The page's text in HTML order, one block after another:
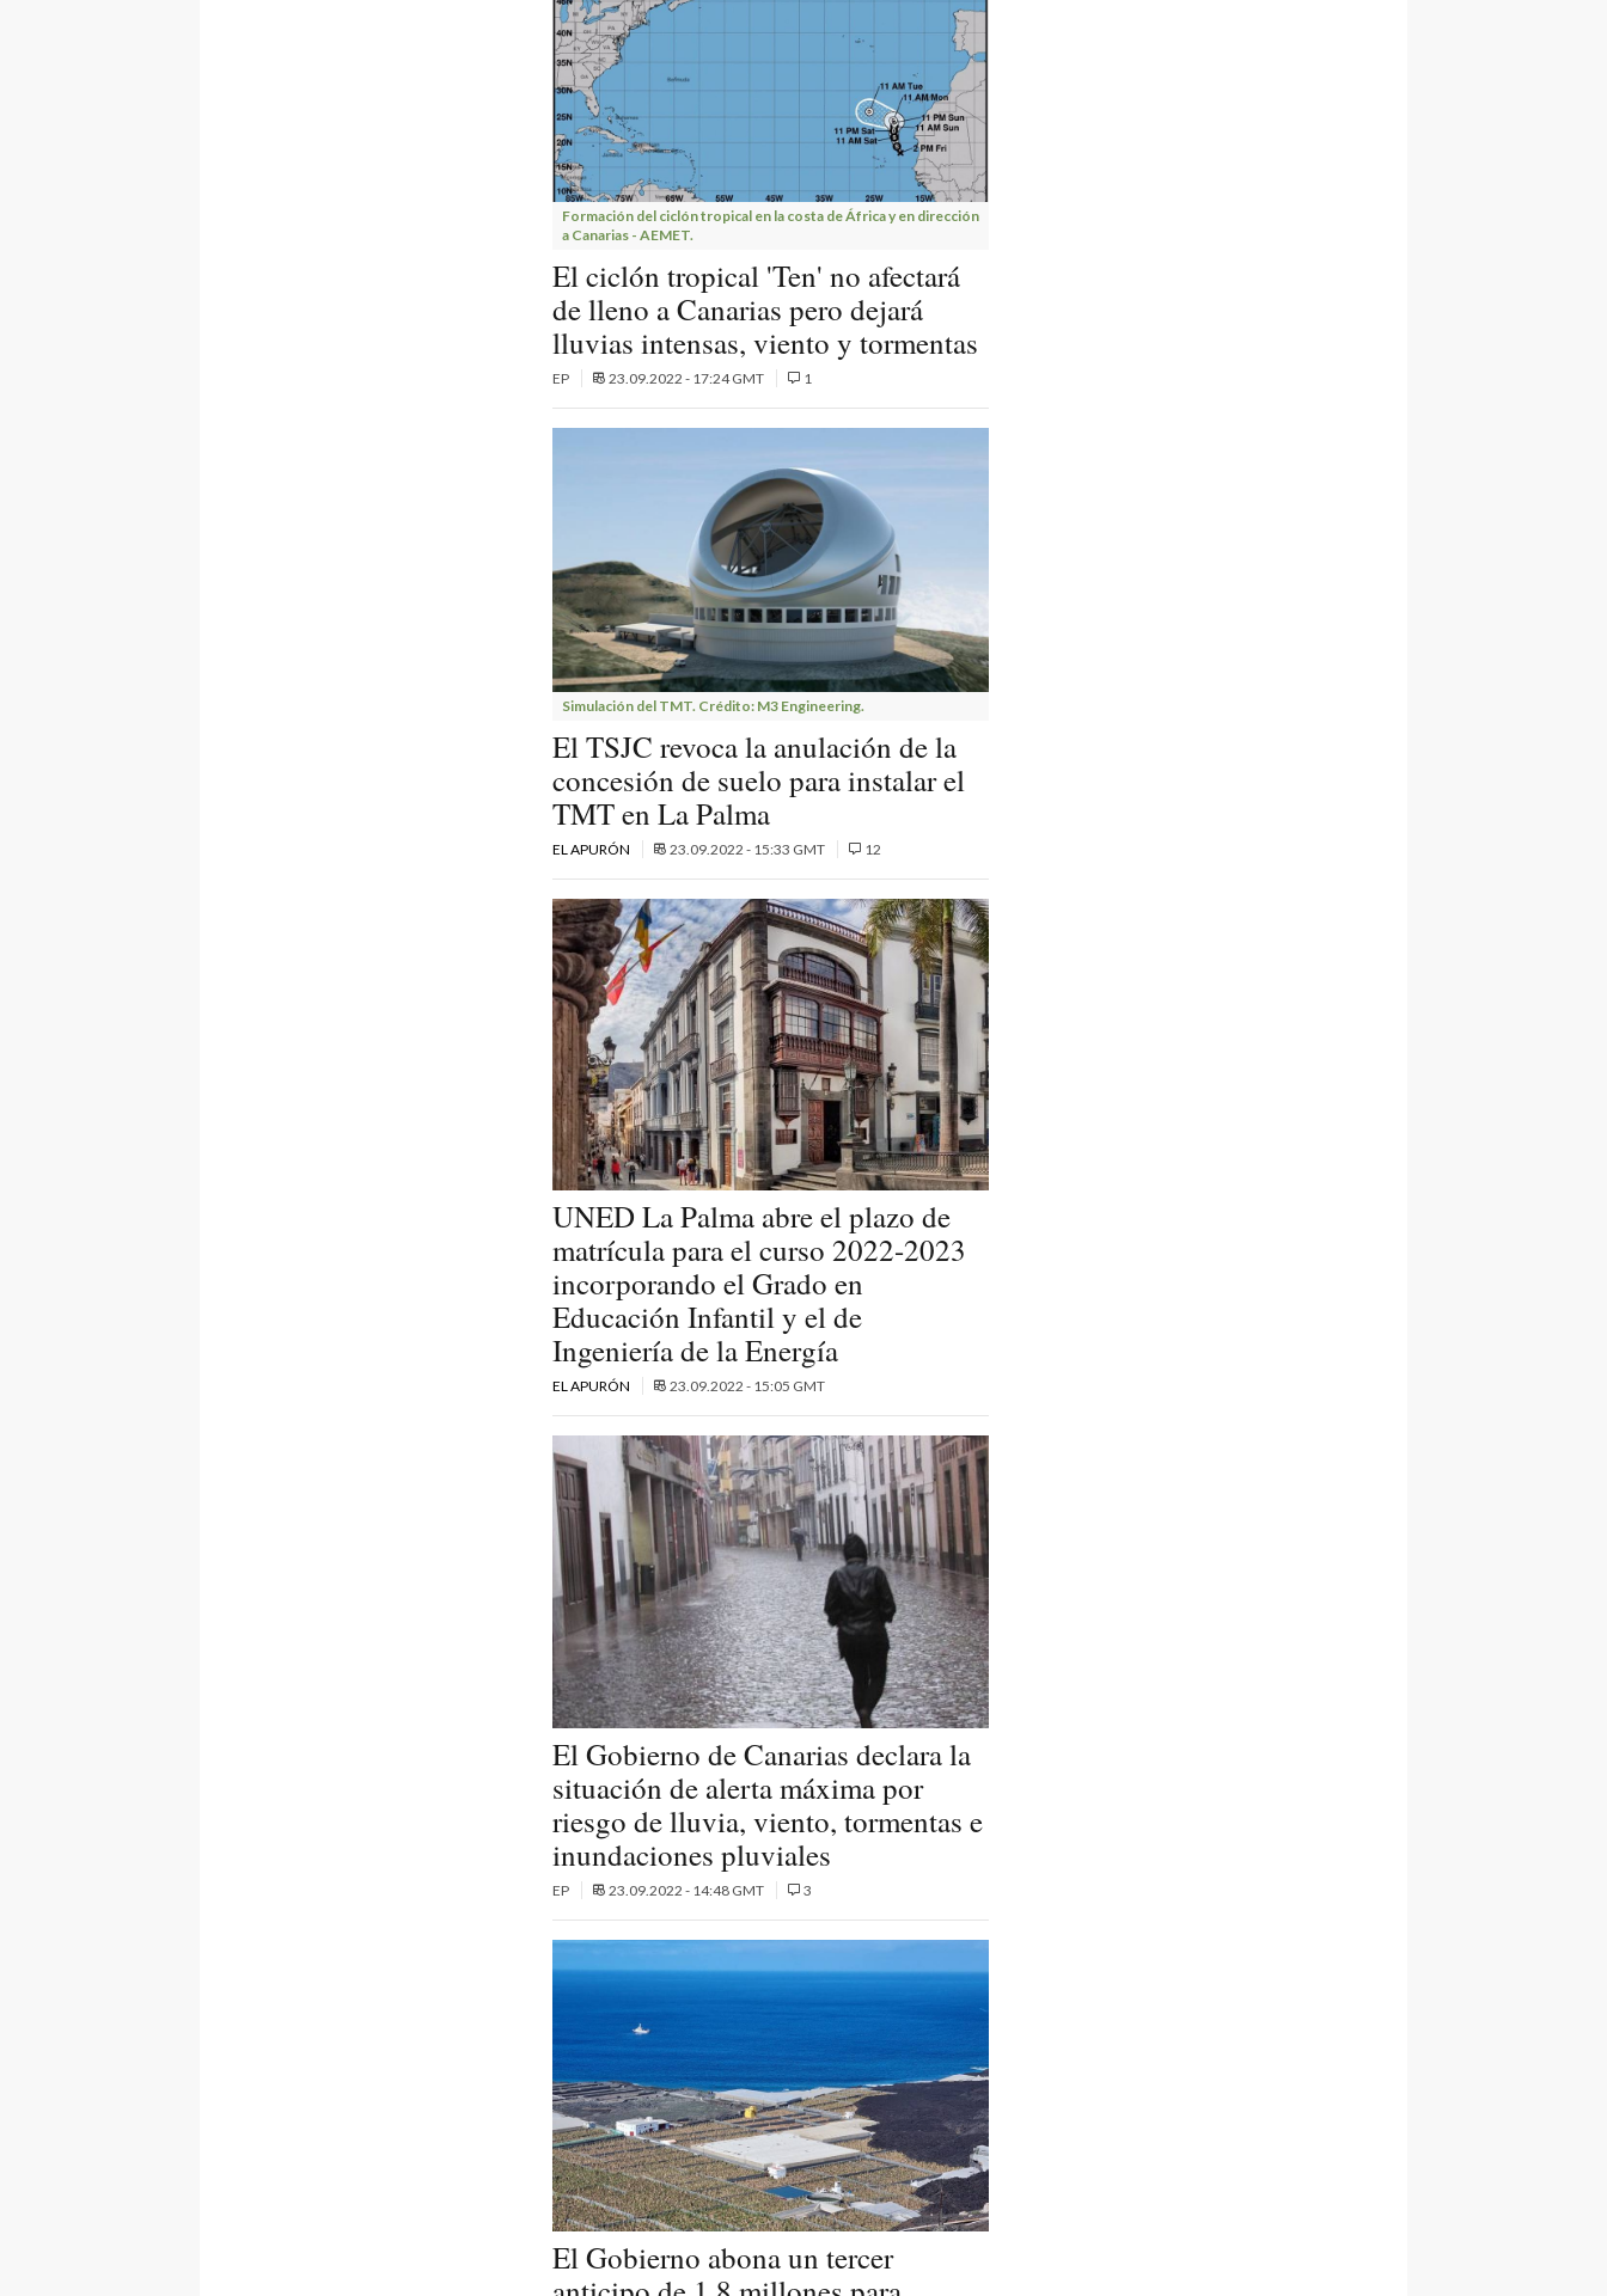
Formación del ciclón tropical en la costa de África y en dirección
a Canarias - AEMET.
El ciclón tropical 'Ten' no afectará
de lleno a Canarias pero dejará
lluvias intensas, viento y tormentas
EP 23.09.2022 - 17:24 GMT 1
Simulación del TMT. Crédito: M3 Engineering.
El TSJC revoca la anulación de la
concesión de suelo para instalar el
TMT en La Palma
EL APURÓN 23.09.2022 - 15:33 GMT 12
UNED La Palma abre el plazo de
matrícula para el curso 2022-2023
incorporando el Grado en
Educación Infantil y el de
Ingeniería de la Energía
EL APURÓN 23.09.2022 - 15:05 GMT
El Gobierno de Canarias declara la
situación de alerta máxima por
riesgo de lluvia, viento, tormentas e
inundaciones pluviales
EP 23.09.2022 - 14:48 GMT 3
El Gobierno abona un tercer